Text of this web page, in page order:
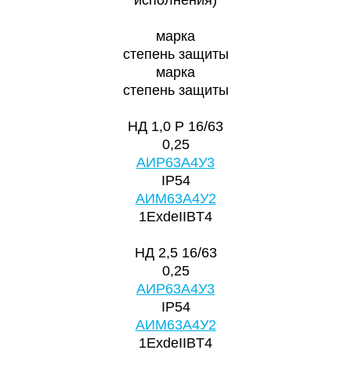
марка
степень защиты
марка
степень защиты
НД 1,0 Р 16/63
0,25
АИР63А4У3
IP54
АИМ63А4У2
1ExdeIIBT4
НД 2,5 16/63
0,25
АИР63А4У3
IP54
АИМ63А4У2
1ExdeIIBT4